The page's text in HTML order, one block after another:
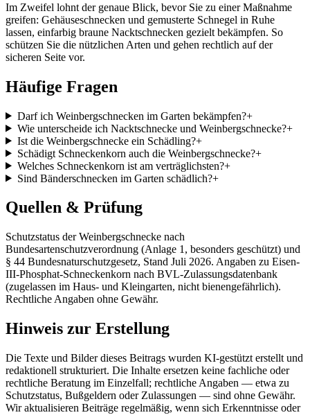
Im Zweifel lohnt der genaue Blick, bevor Sie zu einer Maßnahme
greifen: Gehäuseschnecken und gemusterte Schnegel in Ruhe
lassen, einfarbig braune Nacktschnecken gezielt bekämpfen. So
schützen Sie die nützlichen Arten und gehen rechtlich auf der
sicheren Seite vor.
Häufige Fragen
Darf ich Weinbergschnecken im Garten bekämpfen?+
Wie unterscheide ich Nacktschnecke und Weinbergschnecke?+
Ist die Weinbergschnecke ein Schädling?+
Schädigt Schneckenkorn auch die Weinbergschnecke?+
Welches Schneckenkorn ist am verträglichsten?+
Sind Bänderschnecken im Garten schädlich?+
Quellen & Prüfung
Schutzstatus der Weinbergschnecke nach
Bundesartenschutzverordnung (Anlage 1, besonders geschützt) und
§ 44 Bundesnaturschutzgesetz, Stand Juli 2026. Angaben zu Eisen-
III-Phosphat-Schneckenkorn nach BVL-Zulassungsdatenbank
(zugelassen im Haus- und Kleingarten, nicht bienengefährlich).
Rechtliche Angaben ohne Gewähr.
Hinweis zur Erstellung
Die Texte und Bilder dieses Beitrags wurden KI-gestützt erstellt und
redaktionell strukturiert. Die Inhalte ersetzen keine fachliche oder
rechtliche Beratung im Einzelfall; rechtliche Angaben — etwa zu
Schutzstatus, Bußgeldern oder Zulassungen — sind ohne Gewähr.
Wir aktualisieren Beiträge regelmäßig, wenn sich Erkenntnisse oder